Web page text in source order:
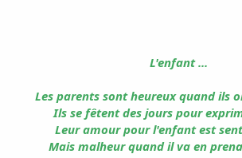
la vie,
paradis !
Un enfant vous contraint
L'enfant ...
Les parents sont heureux quand ils
Ils se fêtent des jours pour
Leur amour pour l'enfant est
Mais malheur quand il va en